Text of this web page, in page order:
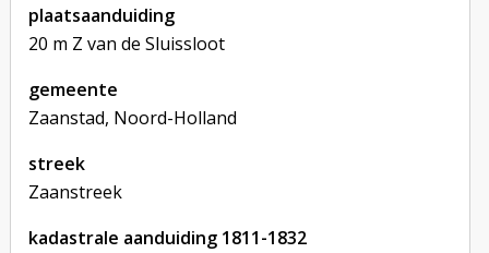
plaatsaanduiding
20 m Z van de Sluissloot
gemeente
Zaanstad, Noord-Holland
streek
Zaanstreek
kadastrale aanduiding 1811-1832